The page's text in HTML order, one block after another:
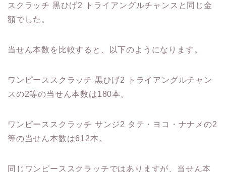
スクラッチ 黒ひげ2 トライアングルチャンスと同じ金
額でした。
当せん本数を比較すると、以下のようになります。
ワンピーススクラッチ 黒ひげ2 トライアングルチャン
スの2等の当せん本数は180本。
ワンピーススクラッチ サンジ2 タテ・ヨコ・ナナメの2
等の当せん本数は612本。
同じワンピーススクラッチではありますが、当せん本